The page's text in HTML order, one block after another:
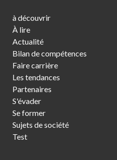
à découvrir
À lire
Actualité
Bilan de compétences
Faire carrière
Les tendances
Partenaires
S'évader
Se former
Sujets de société
Test